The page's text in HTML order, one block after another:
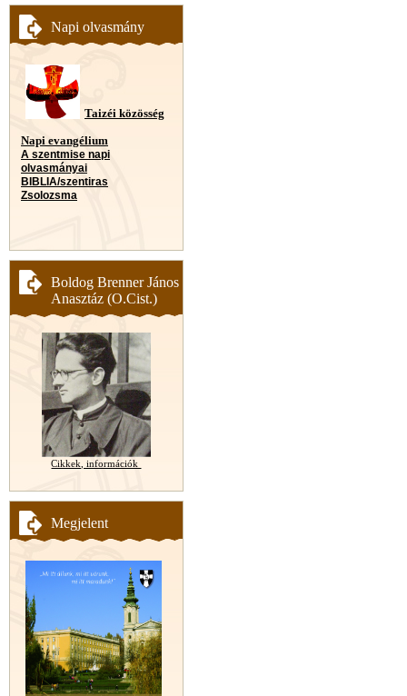
Napi olvasmány
Taizéi közösség
Napi evangélium
A szentmise napi
olvasmányai
BIBLIA/szentiras
Zsolozsma
Boldog Brenner János
Anasztáz (O.Cist.)
Cikkek, információk
Megjelent